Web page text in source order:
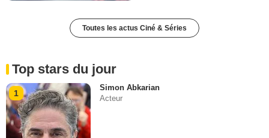
Toutes les actus Ciné & Séries
Top stars du jour
1
Simon Abkarian
Acteur